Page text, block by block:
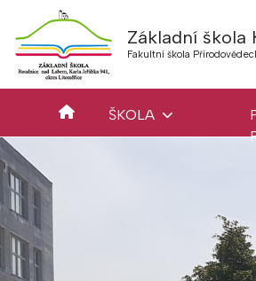
Základní škola
Fakultní škola
ŠKOLA